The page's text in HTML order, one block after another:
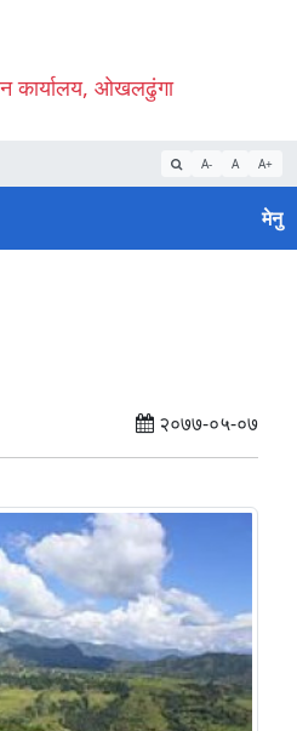
कार्यालय, ओखलढुंगा
A- A A+
मेनु
२०७७-०५-०७